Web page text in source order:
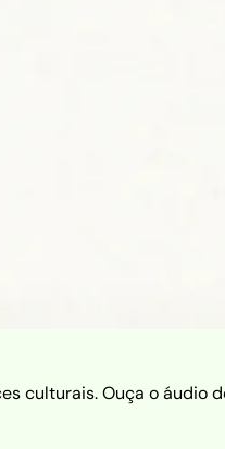
culturais. Ouça o